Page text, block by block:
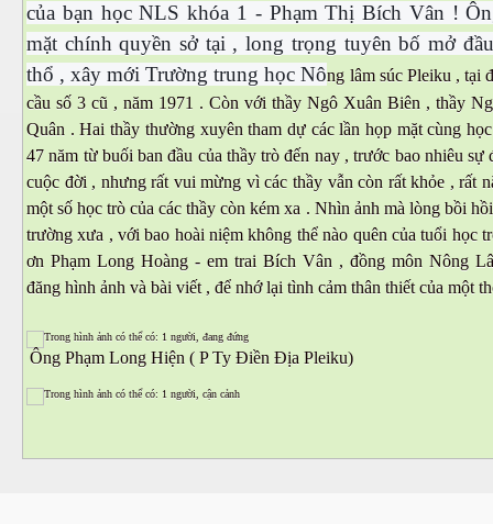
của bạn học NLS khóa 1 - Phạm Thị Bích Vân !
mặt chính quyền sở tại , long trọng tuyên bố mở
thổ , xây mới Trường trung học Nông lâm súc Pleiku , tại
cầu số 3 cũ , năm 1971 . Còn với thầy Ngô Xuân Biên , thầy
Quân . Hai thầy thường xuyên tham dự các lần họp mặt cùng
47 năm từ buối ban đầu của thầy trò đến nay , trước bao nhiêu sự
cuộc đời , nhưng rất vui mừng vì các thầy vẫn còn rất khỏe , rất
một số học trò của các thầy còn kém xa . Nhìn ảnh mà lòng bồi
trường xưa , với bao hoài niệm không thể nào quên của tuổi học
ơn Phạm Long Hoàng - em trai Bích Vân , đồng môn Nông
đăng hình ảnh và bài viết , để nhớ lại tình cảm thân thiết của một
Ông Phạm Long Hiện ( P Ty Điền Địa Pleiku)